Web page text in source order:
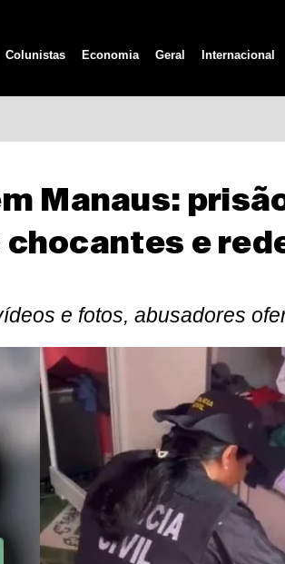
Colunistas Economia Geral Internacional
Manaus:
e
e fotos, abusadores